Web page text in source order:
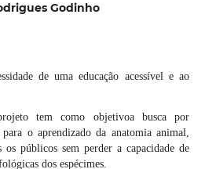
Godinho
de uma educação acessível e ao
tem como objetivoa busca por
o aprendizado da anatomia animal,
os públicos sem perder a capacidade de
dos espécimes.